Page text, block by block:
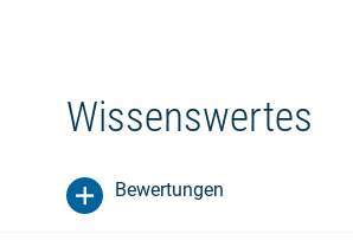
Wissenswertes
Bewertungen